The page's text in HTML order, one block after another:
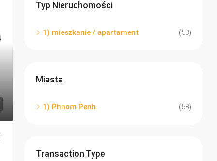
Typ Nieruchomości
1) mieszkanie / apartament (58)
Miasta
1) Phnom Penh (58)
Transaction Type